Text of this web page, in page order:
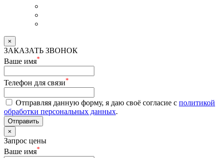
×
ЗАКАЗАТЬ ЗВОНОК
Ваше имя*
Телефон для связи*
Отправляя данную форму, я даю своё согласие с политикой
обработки персональных данных.
Отправить
×
Запрос цены
Ваше имя*